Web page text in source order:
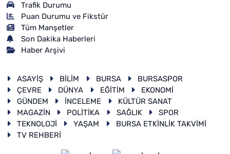
Trafik Durumu
Puan Durumu ve Fikstür
Tüm Manşetler
Son Dakika Haberleri
Haber Arşivi
ASAYİŞ BİLİM BURSA
BURSASPOR
ÇEVRE
DÜNYA EĞİTİM
EKONOMİ
GÜNDEM
İNCELEME
KÜLTÜR SANAT
MAGAZİN
POLİTİKA SAĞLIK
SPOR
TEKNOLOJİ
YAŞAM
BURSA ETKİNLİK TAKVİMİ
TV REHBERİ